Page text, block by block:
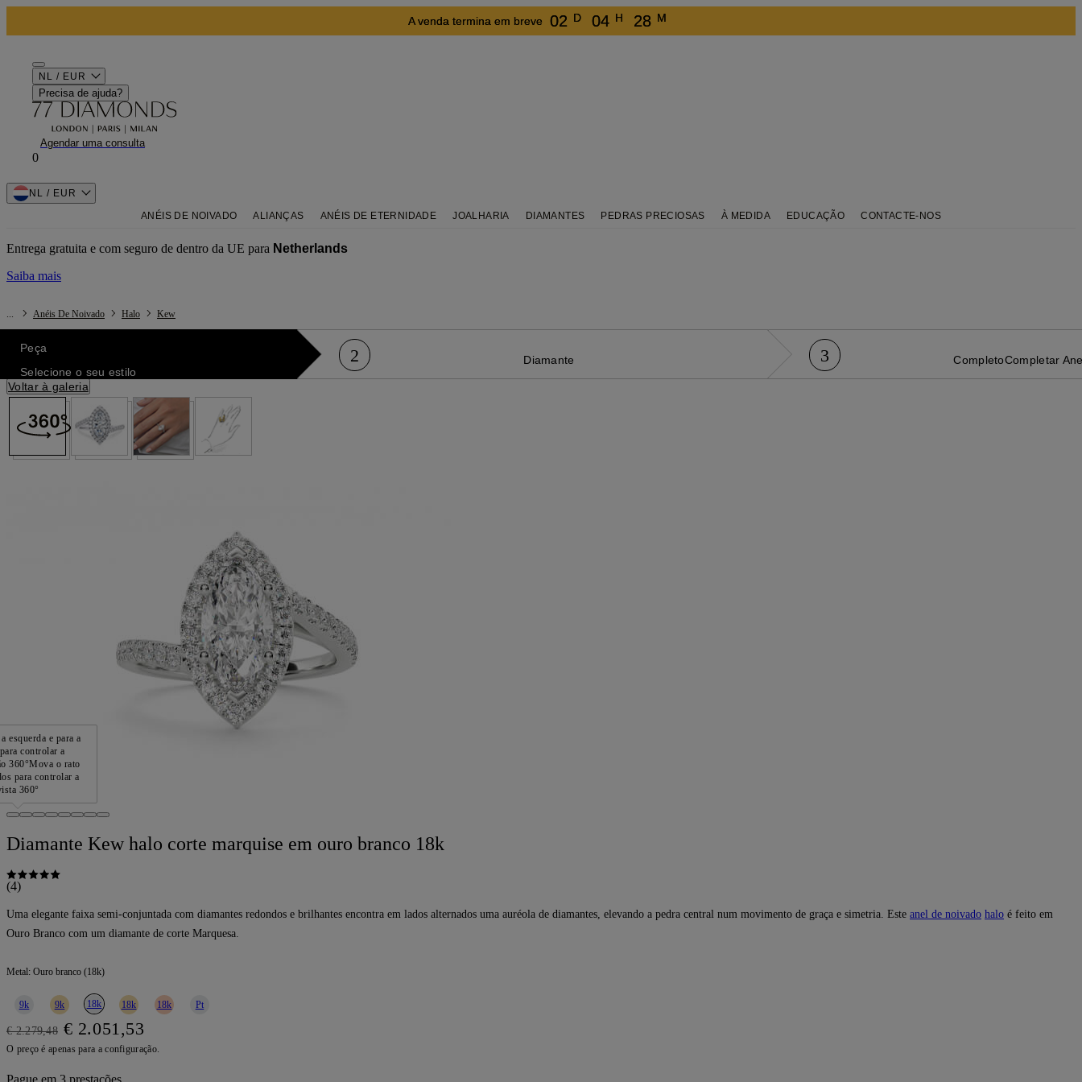
A venda termina em breve 02 D 04 H 28 M
NL / EUR
Precisa de ajuda?
Agendar uma consulta
0
NL / EUR
ANÉIS DE NOIVADO ALIANÇAS ANÉIS DE ETERNIDADE JOALHARIA DIAMANTES PEDRAS PRECIOSAS À MEDIDA EDUCAÇÃO CONTACTE-NOS
Entrega gratuita e com seguro de dentro da UE para Netherlands
Saiba mais
... Anéis De Noivado Halo Kew
Peça
Selecione o seu estilo
2 Diamante 3 CompletoCompletar
Voltar à galeria
esquerda e para a
controlar a
360°Mova o rato
para controlar a
360°
Diamante Kew halo corte marquise em ouro branco 18k
(4)
Uma elegante faixa semi-conjuntada com diamantes redondos e brilhantes encontra em lados alternados uma auréola de diamantes, elevando a pedra central num movimento de graça e simetria. Este anel de noivado halo é feito em
Ouro Branco com um diamante de corte Marquesa.
Metal: Ouro branco (18k)
9k 9k 18k 18k 18k Pt
€ 2.279,48 € 2.051,53
O preço é apenas para a configuração.